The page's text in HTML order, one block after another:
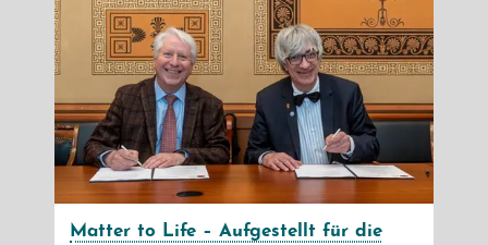
Matter to Life – Aufgestellt für die